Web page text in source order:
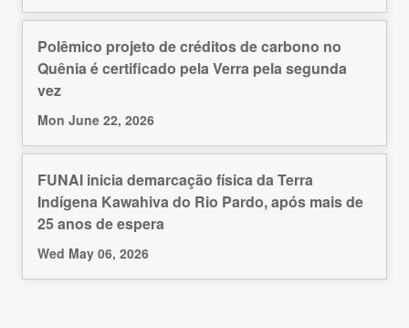
Polêmico projeto de créditos de carbono no
Quênia é certificado pela Verra pela segunda
vez
Mon June 22, 2026
FUNAI inicia demarcação física da Terra
Indígena Kawahiva do Rio Pardo, após mais de
25 anos de espera
Wed May 06, 2026